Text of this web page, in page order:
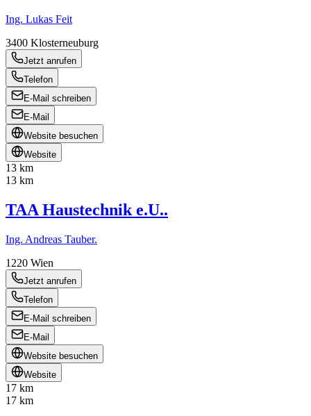
Ing. Lukas Feit
3400 Klosterneuburg
Jetzt anrufen
Telefon
E-Mail schreiben
E-Mail
Website besuchen
Website
13 km
13 km
TAA Haustechnik e.U..
Ing. Andreas Tauber.
1220 Wien
Jetzt anrufen
Telefon
E-Mail schreiben
E-Mail
Website besuchen
Website
17 km
17 km